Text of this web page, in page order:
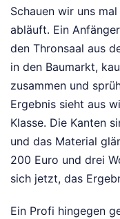
Schauen wir uns
abläuft. Ein
den Thronsaal aus
in den Baumarkt,
zusammen und
Ergebnis sieht aus
Klasse. Die Kanten
und das Material
200 Euro und drei
sich jetzt, das
Ein Profi hingegen